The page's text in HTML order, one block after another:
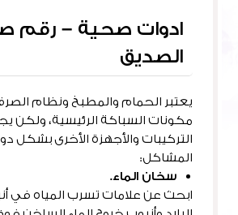
ادوات صحية – رقم
الصديق
يعتبر الحمام والمطبخ ونظام
مكونات السباكة الرئيسية،
التركيبات والأجهزة الأخرى بشكل
المشاكل:
سخان الماء.
ابحث عن علامات تسرب المياه في